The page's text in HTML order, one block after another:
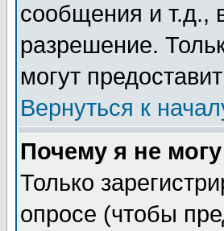
сообщения и т.д.,
разрешение.
могут
Вернуться к
Почему я не
Только
опросе (чтобы